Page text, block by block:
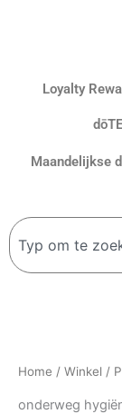
Loyalty
Maandelijkse
Zoeken
Home / Winkel /
onderweg